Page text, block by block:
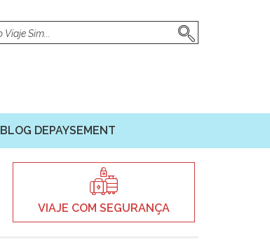
BLOG DEPAYSEMENT
VIAJE COM SEGURANÇA